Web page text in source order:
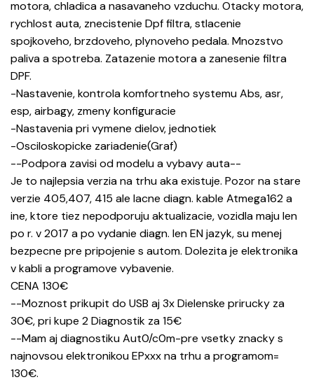
motora, chladica a nasavaneho vzduchu. Otacky motora,
rychlost auta, znecistenie Dpf filtra, stlacenie
spojkoveho, brzdoveho, plynoveho pedala. Mnozstvo
paliva a spotreba. Zatazenie motora a zanesenie filtra
DPF.
-Nastavenie, kontrola komfortneho systemu Abs, asr,
esp, airbagy, zmeny konfiguracie
-Nastavenia pri vymene dielov, jednotiek
-Osciloskopicke zariadenie(Graf)
--Podpora zavisi od modelu a vybavy auta--
Je to najlepsia verzia na trhu aka existuje. Pozor na stare
verzie 405,407, 415 ale lacne diagn. kable Atmega162 a
ine, ktore tiez nepodporuju aktualizacie, vozidla maju len
po r. v 2017 a po vydanie diagn. len EN jazyk, su menej
bezpecne pre pripojenie s autom. Dolezita je elektronika
v kabli a programove vybavenie.
CENA 130€
--Moznost prikupit do USB aj 3x Dielenske prirucky za
30€, pri kupe 2 Diagnostik za 15€
--Mam aj diagnostiku Aut0/c0m-pre vsetky znacky s
najnovsou elektronikou EPxxx na trhu a programom=
130€.